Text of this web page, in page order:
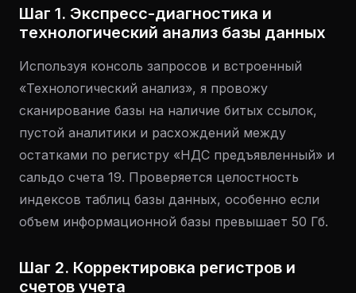
Шаг 1. Экспресс-диагностика и
технологический анализ базы данных
Используя консоль запросов и встроенный
«Технологический анализ», я провожу
сканирование базы на наличие битых ссылок,
пустой аналитики и расхождений между
остатками по регистру «НДС предъявленный» и
сальдо счета 19. Проверяется целостность
индексов таблиц базы данных, особенно если
объем информационной базы превышает 50 Гб.
Шаг 2. Корректировка регистров и
счетов учета